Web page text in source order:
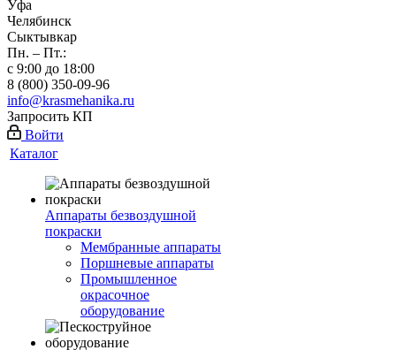
Уфа
Челябинск
Сыктывкар
Пн. – Пт.:
с 9:00 до 18:00
8 (800) 350-09-96
info@krasmehanika.ru
Запросить КП
Войти
Каталог
Аппараты безвоздушной
покраски
Мембранные аппараты
Поршневые аппараты
Промышленное
окрасочное
оборудование